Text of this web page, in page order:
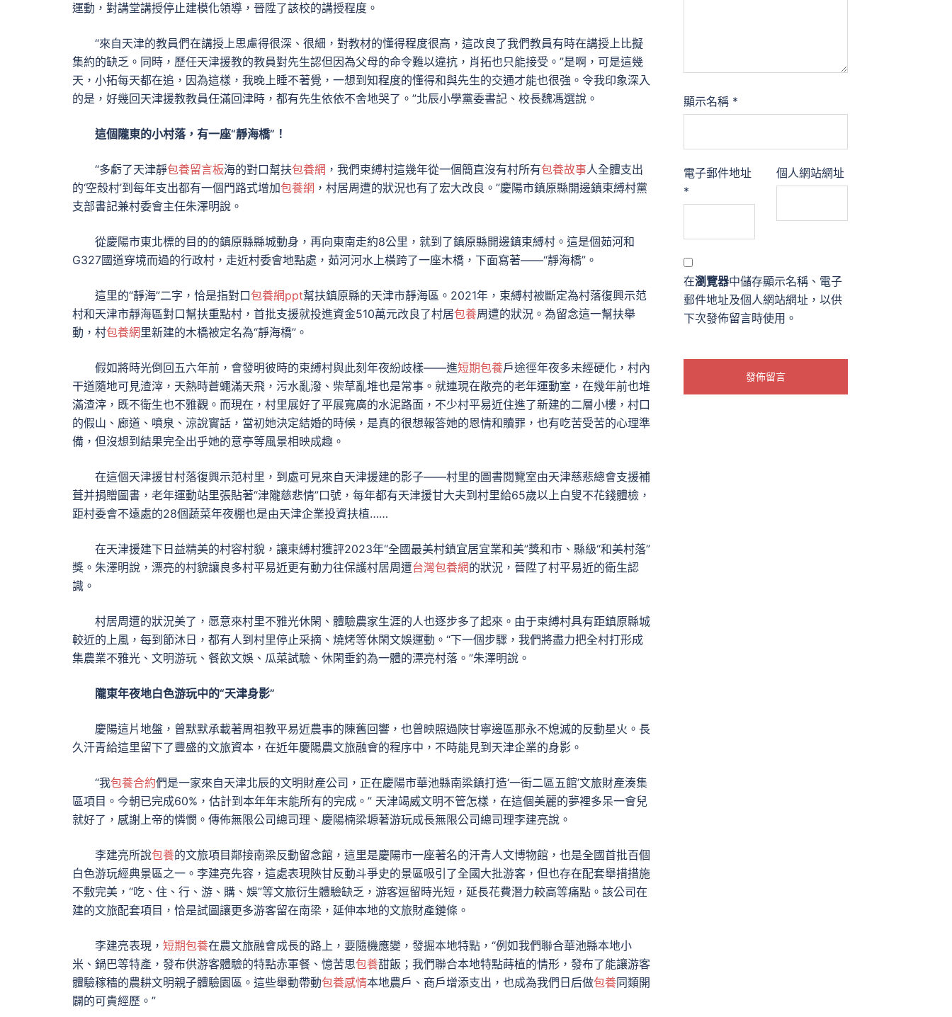
運動，對講堂講授停止建模化領導，晉陞了該校的講授程度。
“來自天津的教員們在講授上思慮得很深、很細，對教材的懂得程度很高，這改良了我們教員有時在講授上比擬
集約的缺乏。同時，歷任天津援教的教員對先生認但因為父母的命令難以違抗，肖拓也只能接受。”是啊，可是這幾
天，小拓每天都在追，因為這樣，我晚上睡不著覺，一想到知程度的懂得和與先生的交通才能也很強。令我印象深入
的是，好幾回天津援教教員任滿回津時，都有先生依依不舍地哭了。”北辰小學黨委書記、校長魏馮選說。
這個隴東的小村落，有一座“靜海橋”！
“多虧了天津靜包養留言板海的對口幫扶包養網 ，我們束縛村這幾年從一個簡直沒有村所有包養故事人全體支出
的‘空殼村’到每年支出都有一個門路式增加包養網 ，村居周遭的狀況也有了宏大改良。”慶陽市鎮原縣開邊鎮束縛村黨
支部書記兼村委會主任朱澤明說。
從慶陽市東北標的目的的鎮原縣縣城動身，再向東南走約8公里，就到了鎮原縣開邊鎮束縛村。這是個茹河和
G327國道穿境而過的行政村，走近村委會地點處，茹河河水上橫跨了一座木橋，下面寫著——“靜海橋”。
這里的“靜海”二字，恰是指對口包養網ppt幫扶鎮原縣的天津市靜海區。2021年，束縛村被斷定為村落復興示范
村和天津市靜海區對口幫扶重點村，首批支援就投進資金510萬元改良了村居包養周遭的狀況。為留念這一幫扶舉
動，村包養網 里新建的木橋被定名為“靜海橋”。
假如將時光倒回五六年前，會發明彼時的束縛村與此刻年夜紛歧樣——進短期包養戶途徑年夜多未經硬化，村內
干道隨地可見渣滓，天熱時蒼蠅滿天飛，污水亂潑、柴草亂堆也是常事。就連現在敞亮的老年運動室，在幾年前也堆
滿渣滓，既不衛生也不雅觀。而現在，村里展好了平展寬廣的水泥路面，不少村平易近住進了新建的二層小樓，村口
的假山、廊道、噴泉、涼說實話，當初她決定結婚的時候，是真的很想報答她的恩情和贖罪，也有吃苦受苦的心理準
備，但沒想到結果完全出乎她的意亭等風景相映成趣。
在這個天津援甘村落復興示范村里，到處可見來自天津援建的影子——村里的圖書閱覽室由天津慈悲總會支援補
葺并捐贈圖書，老年運動站里張貼著“津隴慈悲情”口號，每年都有天津援甘大夫到村里給65歲以上白叟不花錢體檢，
距村委會不遠處的28個蔬菜年夜棚也是由天津企業投資扶植……
在天津援建下日益精美的村容村貌，讓束縛村獲評2023年“全國最美村鎮宜居宜業和美”獎和市、縣級“和美村落”
獎。朱澤明說，漂亮的村貌讓良多村平易近更有動力往保護村居周遭台灣包養網的狀況，晉陞了村平易近的衛生認
識。
村居周遭的狀況美了，愿意來村里不雅光休閑、體驗農家生涯的人也逐步多了起來。由于束縛村具有距鎮原縣城
較近的上風，每到節沐日，都有人到村里停止采摘、燒烤等休閑文娛運動。“下一個步驟，我們將盡力把全村打形成
集農業不雅光、文明游玩、餐飲文娛、瓜菜試驗、休閑垂釣為一體的漂亮村落。”朱澤明說。
隴東年夜地白色游玩中的“天津身影”
慶陽這片地盤，曾默默承載著周祖教平易近農事的陳舊回響，也曾映照過陜甘寧邊區那永不熄滅的反動星火。長
久汗青給這里留下了豐盛的文旅資本，在近年慶陽農文旅融會的程序中，不時能見到天津企業的身影。
“我包養合約們是一家來自天津北辰的文明財產公司，正在慶陽市華池縣南梁鎮打造‘一街二區五館’文旅財產湊集
區項目。今朝已完成60%，估計到本年年末能所有的完成。” 天津竭威文明不管怎樣，在這個美麗的夢裡多呆一會兒
就好了，感謝上帝的憐憫。傳佈無限公司總司理、慶陽楠梁塬著游玩成長無限公司總司理李建亮說。
李建亮所說包養的文旅項目鄰接南梁反動留念館，這里是慶陽市一座著名的汗青人文博物館，也是全國首批百個
白色游玩經典景區之一。李建亮先容，這處表現陜甘反動斗爭史的景區吸引了全國大批游客，但也存在配套舉措措施
不敷完美，“吃、住、行、游、購、娛”等文旅衍生體驗缺乏，游客逗留時光短，延長花費潛力較高等痛點。該公司在
建的文旅配套項目，恰是試圖讓更多游客留在南梁，延伸本地的文旅財產鏈條。
李建亮表現， 短期包養在農文旅融會成長的路上，要隨機應變，發掘本地特點，“例如我們聯合華池縣本地小
米、鍋巴等特產，發布供游客體驗的特點赤軍餐、憶苦思包養甜飯；我們聯合本地特點蒔植的情形，發布了能讓游客
體驗稼穡的農耕文明親子體驗園區。這些舉動帶動包養感情本地農戶、商戶增添支出，也成為我們日后做包養同類開
闢的可貴經歷。”
顯示名稱 *
電子郵件地址
*
個人網站網址
在瀏覽器中儲存顯示名稱、電子
郵件地址及個人網站網址，以供
下次發佈留言時使用。